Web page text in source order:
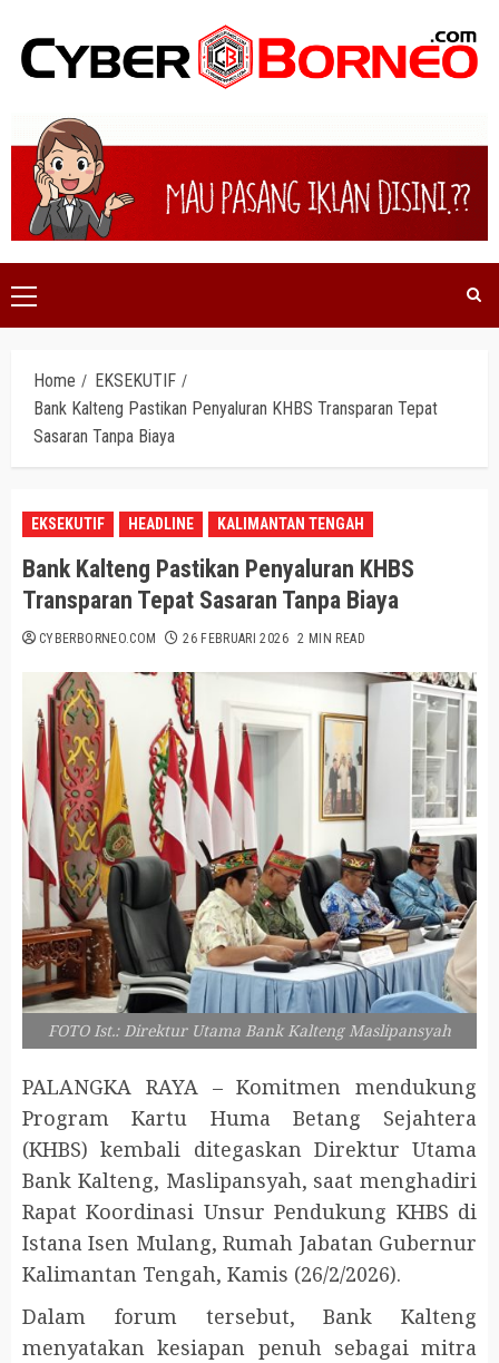
content
Primary
Menu
Home
EKSEKUTIF
Bank Kalteng Pastikan Penyaluran KHBS Transparan Tepat
Sasaran Tanpa Biaya
EKSEKUTIF HEADLINE KALIMANTAN TENGAH
Bank Kalteng Pastikan Penyaluran KHBS
Transparan Tepat Sasaran Tanpa Biaya
CYBERBORNEO.COM 26 FEBRUARI 2026 2 MIN READ
FOTO Ist.: Direktur Utama Bank Kalteng Maslipansyah
PALANGKA RAYA – Komitmen mendukung
Program Kartu Huma Betang Sejahtera
(KHBS) kembali ditegaskan Direktur Utama
Bank Kalteng, Maslipansyah, saat menghadiri
Rapat Koordinasi Unsur Pendukung KHBS di
Istana Isen Mulang, Rumah Jabatan Gubernur
Kalimantan Tengah, Kamis (26/2/2026).
Dalam forum tersebut, Bank Kalteng
menyatakan kesiapan penuh sebagai mitra